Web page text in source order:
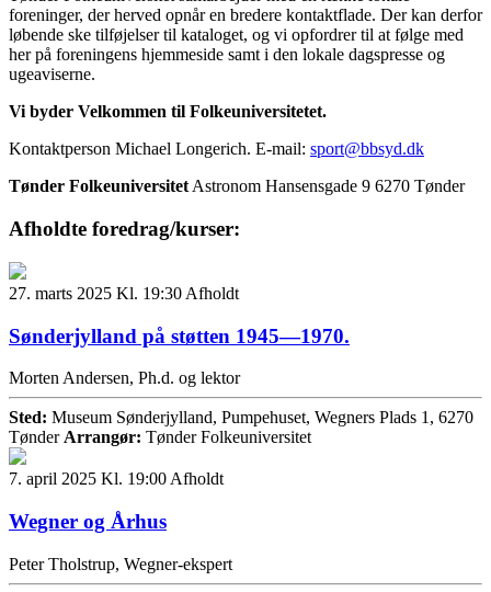
foreninger, der herved opnår en bredere kontaktflade. Der kan derfor
løbende ske tilføjelser til kataloget, og vi opfordrer til at følge med
her på foreningens hjemmeside samt i den lokale dagspresse og
ugeaviserne.
Vi byder Velkommen til Folkeuniversitetet.
Kontaktperson Michael Longerich. E-mail: sport@bbsyd.dk
Tønder Folkeuniversitet Astronom Hansensgade 9 6270 Tønder
Afholdte foredrag/kurser:
27. marts 2025 Kl. 19:30 Afholdt
Sønderjylland på støtten 1945—1970.
Morten Andersen, Ph.d. og lektor
Sted: Museum Sønderjylland, Pumpehuset, Wegners Plads 1, 6270
Tønder Arrangør: Tønder Folkeuniversitet
7. april 2025 Kl. 19:00 Afholdt
Wegner og Århus
Peter Tholstrup, Wegner-ekspert